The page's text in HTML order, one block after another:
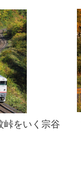
峠をいく宗谷